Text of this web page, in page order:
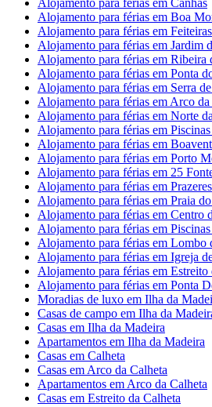
Alojamento para férias em Boa
Alojamento para férias em Feiteiras
Alojamento para férias em Jardim
Alojamento para férias em Ribeira
Alojamento para férias em Ponta
Alojamento para férias em Serra
Alojamento para férias em Arco da
Alojamento para férias em Norte
Alojamento para férias em
Alojamento para férias em
Alojamento para férias em Porto
Alojamento para férias em 25
Alojamento para férias em Prazeres
Alojamento para férias em Praia
Alojamento para férias em Centro
Alojamento para férias em
Alojamento para férias em Lombo
Alojamento para férias em Igreja
Alojamento para férias em Estreito
Alojamento para férias em Ponta
Moradias de luxo em Ilha da
Casas de campo em Ilha da
Casas em Ilha da Madeira
Apartamentos em Ilha da Madeira
Casas em Calheta
Casas em Arco da Calheta
Apartamentos em Arco da Calheta
Casas em Estreito da Calheta